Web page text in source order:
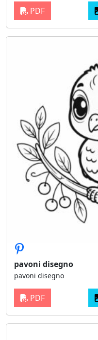
PDF
pavoni disegno
pavoni disegno
PDF